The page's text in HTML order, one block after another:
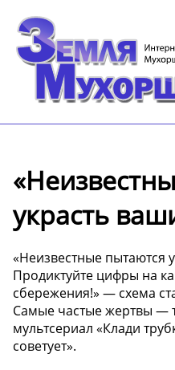
украсть
«Неизвестные пытаются
Продиктуйте цифры на
сбережения!» — схема
Самые частые жертвы —
мультсериал «Клади
советует».